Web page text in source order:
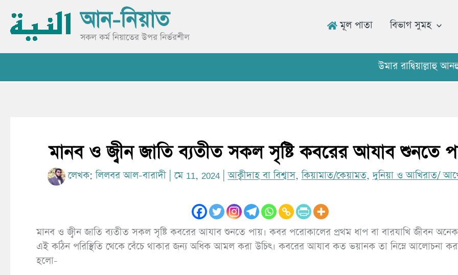
content
আন-নিয়াত
সকল কর্ম নিয়াতের উপর নির্ভরশীল
মূল পাতা বিভাগ সুমহ
উমার রাদ্বিয়াল্লাহু আনহু
মানব ও জ্বীন জাতি ব্যতীত সকল সৃষ্টি কবরের আযাব শুনতে
লেখক: লিলবর আল-বারাদী |মে 11, 2024 |আক্বীদাহ বা বিশ্বাস,কিয়ামাত/কেয়ামত,দুনিয়া ও আখিরাত/
মানব ও জ্বীন জাতি ব্যতীত সকল সৃষ্টি কবরের আযাব শুনতে পায়। কবর পরোকালের প্রথম ধাপ বা বারযাখি জীবন
এই কঠিন পরিস্থিতি থেকে বেঁচে থাকার জন্য অধিক আমল করা উচিৎ। কবরের আযাব কত ভয়ানক তা নিম্নে আলোচনা
হলো-